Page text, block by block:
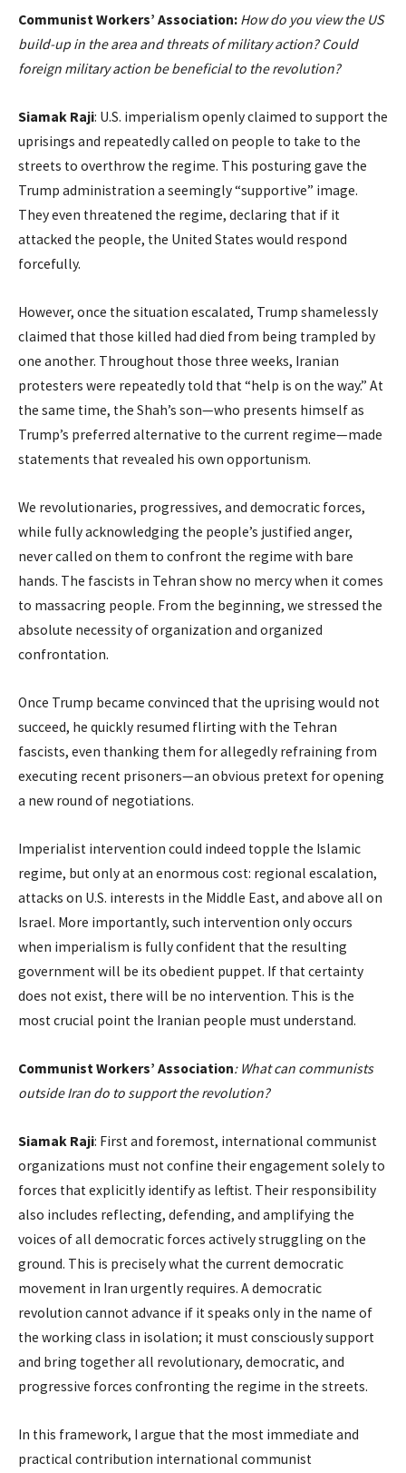
Communist Workers’ Association: How do you view the US
build-up in the area and threats of military action? Could
foreign military action be beneficial to the revolution?
Siamak Raji: U.S. imperialism openly claimed to support the
uprisings and repeatedly called on people to take to the
streets to overthrow the regime. This posturing gave the
Trump administration a seemingly “supportive” image.
They even threatened the regime, declaring that if it
attacked the people, the United States would respond
forcefully.
However, once the situation escalated, Trump shamelessly
claimed that those killed had died from being trampled by
one another. Throughout those three weeks, Iranian
protesters were repeatedly told that “help is on the way.” At
the same time, the Shah’s son—who presents himself as
Trump’s preferred alternative to the current regime—made
statements that revealed his own opportunism.
We revolutionaries, progressives, and democratic forces,
while fully acknowledging the people’s justified anger,
never called on them to confront the regime with bare
hands. The fascists in Tehran show no mercy when it comes
to massacring people. From the beginning, we stressed the
absolute necessity of organization and organized
confrontation.
Once Trump became convinced that the uprising would not
succeed, he quickly resumed flirting with the Tehran
fascists, even thanking them for allegedly refraining from
executing recent prisoners—an obvious pretext for opening
a new round of negotiations.
Imperialist intervention could indeed topple the Islamic
regime, but only at an enormous cost: regional escalation,
attacks on U.S. interests in the Middle East, and above all on
Israel. More importantly, such intervention only occurs
when imperialism is fully confident that the resulting
government will be its obedient puppet. If that certainty
does not exist, there will be no intervention. This is the
most crucial point the Iranian people must understand.
Communist Workers’ Association: What can communists
outside Iran do to support the revolution?
Siamak Raji: First and foremost, international communist
organizations must not confine their engagement solely to
forces that explicitly identify as leftist. Their responsibility
also includes reflecting, defending, and amplifying the
voices of all democratic forces actively struggling on the
ground. This is precisely what the current democratic
movement in Iran urgently requires. A democratic
revolution cannot advance if it speaks only in the name of
the working class in isolation; it must consciously support
and bring together all revolutionary, democratic, and
progressive forces confronting the regime in the streets.
In this framework, I argue that the most immediate and
practical contribution international communist